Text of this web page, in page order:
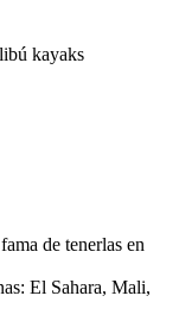
kayaks
de tenerlas en
El Sahara, Mali,